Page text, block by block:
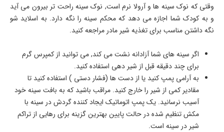
وقتی که نوک سینه ها و آرولا نرم است, نوک سینه راحت تر بیرون می آید
و به کودک شما اجازه می دهد که محکم سینه را نگه دارد. به اسلاید شو
نگه داشتن مناسب برای تغذیه شیر مادر مراجعه کنید.
اگر سینه های شما آزادانه نشت می کند, می توانید از کمپرس گرم
برای چند دقیقه قبل از شیر دهی استفاده کنید.
به آرامی پمپ کنید یا از دست ها (فشار دستی ) استفاده کنید تا
مقادیر کمی از شیر را خارج کنید. مراقب باشید که به بافت سینه خود
آسیب نرسانید. یک پمپ اتوماتیک ایجاد کننده گردش در سینه با
مکش تنظیم شده در حالت پایین بهترین گزینه برای رهایی از تراکم
شیر در سینه است.